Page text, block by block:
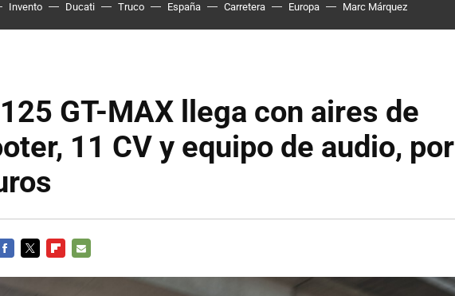
Invento Ducati Truco España Carretera Europa Marc Márquez
GT-MAX llega con aires de
11 CV y equipo de audio, por